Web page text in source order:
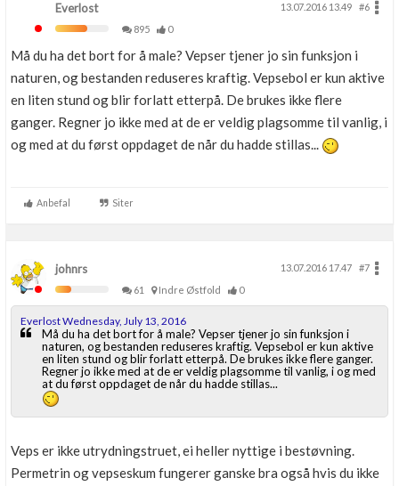
Everlost 13.07.2016 13.49
#6
895
0
Må du ha det bort for å male? Vepser tjener jo sin funksjon i
naturen, og bestanden reduseres kraftig. Vepsebol er kun aktive
en liten stund og blir forlatt etterpå. De brukes ikke flere
ganger. Regner jo ikke med at de er veldig plagsomme til vanlig, i
og med at du først oppdaget de når du hadde stillas...
Anbefal Siter
johnrs 13.07.2016 17.47
#7
61
Indre Østfold 0
Everlost Wednesday, July 13, 2016
Må du ha det bort for å male? Vepser tjener jo sin funksjon i
naturen, og bestanden reduseres kraftig. Vepsebol er kun aktive
en liten stund og blir forlatt etterpå. De brukes ikke flere ganger.
Regner jo ikke med at de er veldig plagsomme til vanlig, i og med
at du først oppdaget de når du hadde stillas...
Veps er ikke utrydningstruet, ei heller nyttige i bestøvning.
Permetrin og vepseskum fungerer ganske bra også hvis du ikke